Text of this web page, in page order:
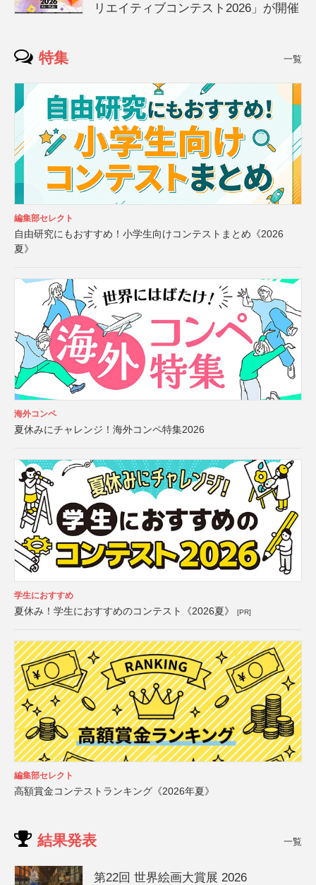
リエイティブコンテスト2026」が開催
特集 一覧
編集部セレクト
自由研究にもおすすめ！小学生向けコンテストまとめ《2026
夏》
海外コンペ
夏休みにチャレンジ！海外コンペ特集2026
学生におすすめ
夏休み！学生におすすめのコンテスト《2026夏》 [PR]
編集部セレクト
高額賞金コンテストランキング《2026年夏》
結果発表 一覧
第22回 世界絵画大賞展 2026